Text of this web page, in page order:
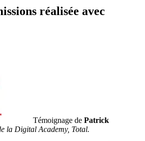
réalisée avec
Témoignage de Patrick
la Digital Academy, Total.